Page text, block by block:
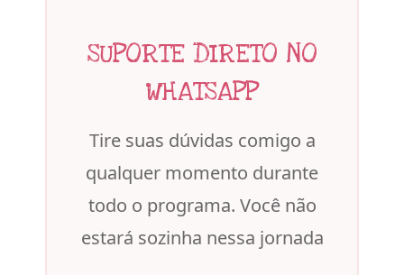
SUPORTE DIRETO NO
WHATSAPP
Tire suas dúvidas comigo a
qualquer momento durante
todo o programa. Você não
estará sozinha nessa jornada